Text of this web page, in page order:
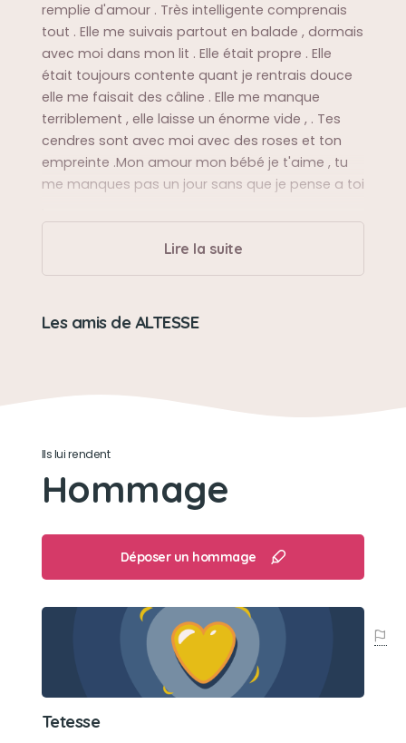
remplie d'amour . Très intelligente comprenais
tout . Elle me suivais partout en balade , dormais
avec moi dans mon lit . Elle était propre . Elle
était toujours contente quant je rentrais douce
elle me faisait des câline . Elle me manque
terriblement , elle laisse un énorme vide , . Tes
cendres sont avec moi avec des roses et ton
empreinte .Mon amour mon bébé je t'aime , tu
me manques pas un jour sans que je pense a toi
Sa balade préférée
. tendre . Elle comprenais tout .
Son jouet préféré
Son doudou et un titi + les jouets qui couine
Son loisir préféré
Faire des câlins . aller en promenade .Jouer avec
Lire la suite
Les amis de ALTESSE
Ils lui rendent
Hommage
Déposer un hommage
Tetesse